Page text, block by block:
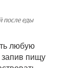
после еды
любую
запив пищу